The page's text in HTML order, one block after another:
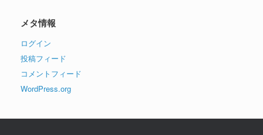
メタ情報
ログイン
投稿フィード
コメントフィード
WordPress.org